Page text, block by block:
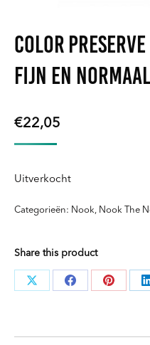
Color Preserve
fijn en
€22,05
Uitverkocht
Categorieën: Nook, Nook The
Share this product
Deel
Deel
Deel